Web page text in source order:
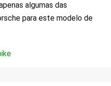
algumas das
para este modelo de